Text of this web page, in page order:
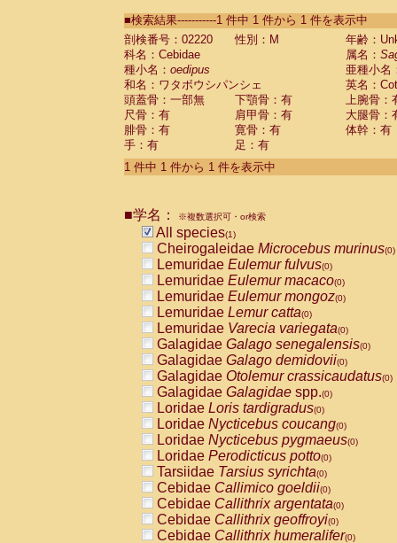
CebidaeSaguinus labiatus(0)
Cebidae Saguinus leucopus (0)
Cebidae
Cebidae
CebidaeSaguinus nigricollis (0)
Cebidae Saguinus oedipus
Cebidae Saguinus weddelli
Cebidae Saguinusspp.
Cebidae Aotus trivirgatus
Cebidae Cebus albifrons
CebidaeCebus nigrivittatus
CebidaeCebus
CebidaeSaimiri boliviensis(0)
CebidaeSaimiri sciureus(0)
AtelidaeAlouatta caraya(0)
AtelidaeAlouatta fusca(0)
AtelidaeAlouatta seniculus
AtelidaeAlouattaspp.(0)
AtelidaeAteles belzebuth(0)
AtelidaeAteles geoffroyi(0)
AtelidaeAteles paniscus(0)
AtelidaeAtelesspp.(0)
Atelidae Lagothrix lagothricha
AtelidaeLagothrix lagothricha cana
PitheciidaeCacajao calvus
PitheciidaeCallicebus cupreus
PitheciidaeCallicebus donacophilus
PitheciidaeCallicebus moloch
PitheciidaeCallicebus torquatus
PitheciidaeCallicebusspp.(0)
PitheciidaeChiropotes satanas(0)
■検索結果-----------1 件中 1 件から 1 件を表示中
剖検番号：02220
性別：M
年齢：
科名：Cebidae
属名：
種小名： oedipus
亜種小名
和名：ワタボウシパンシェ
英名：
頭蓋骨：一部無
下顎骨：有
上腕骨：
尺骨：有
肩甲骨：有
大腿骨：
腓骨：有
寛骨：有
体幹：有
手：有
足：有
1 件中 1 件から 1 件を表示中
■学名： ※複数選択可・or検索
All species(1)
Cheirogaleidae Microcebus murinus(0)
Lemuridae Eulemur fulvus(0)
Lemuridae Eulemur macaco(0)
Lemuridae Eulemur mongoz(0)
Lemuridae Lemur catta(0)
Lemuridae Varecia variegata(0)
Galagidae Galago senegalensis(0)
Galagidae Galago demidovii(0)
Galagidae Otolemur crassicaudatus(0)
Galagidae Galagidae spp.(0)
Loridae Loris tardigradus(0)
Loridae Nycticebus coucang(0)
Loridae Nycticebus pygmaeus(0)
Loridae Perodicticus potto(0)
Tarsiidae Tarsius syrichta(0)
Cebidae Callimico goeldii(0)
Cebidae Callithrix argentata(0)
Cebidae Callithrix geoffroyi(0)
Cebidae Callithrix humeralifer(0)